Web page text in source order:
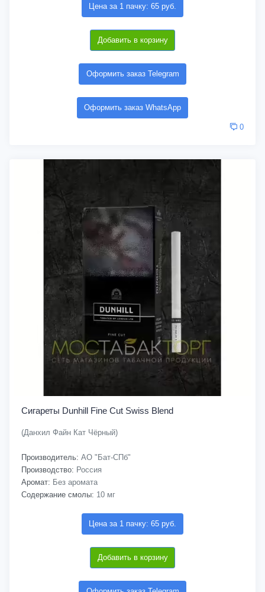
Цена за 1 пачку: 65 руб.
Добавить в корзину
Оформить заказ Telegram
Оформить заказ WhatsApp
0
Сигареты Dunhill Fine Cut Swiss Blend
(Данхил Файн Кат Чёрный)
Производитель: АО "Бат-СПб"
Производство: Россия
Аромат: Без аромата
Содержание смолы: 10 мг
Цена за 1 пачку: 65 руб.
Добавить в корзину